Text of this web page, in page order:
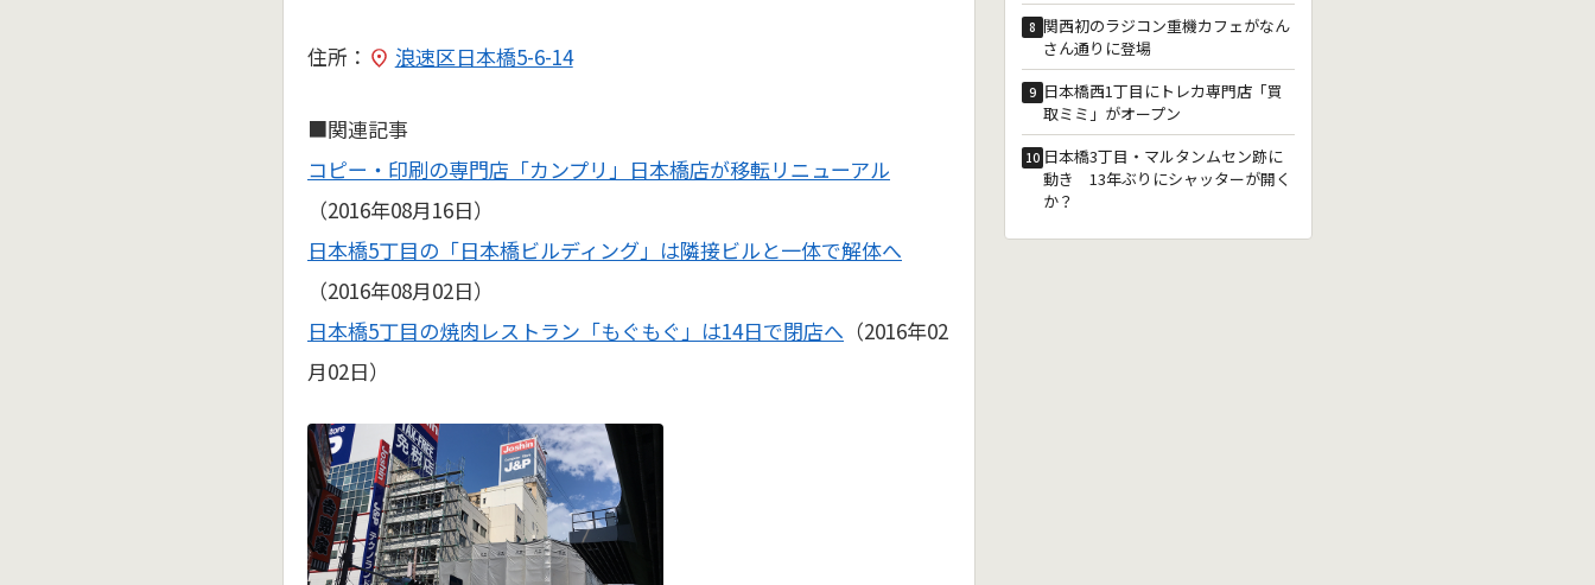
住所： 浪速区日本橋5-6-14
■関連記事
コピー・印刷の専門店「カンプリ」日本橋店が移転リニューアル
（2016年08月16日）
日本橋5丁目の「日本橋ビルディング」は隣接ビルと一体で解体へ
（2016年08月02日）
日本橋5丁目の焼肉レストラン「もぐもぐ」は14日で閉店へ （2016年02
月02日）
8 関西初のラジコン重機カフェがなん
さん通りに登場
9 日本橋西1丁目にトレカ専門店「買
取ミミ」がオープン
10 日本橋3丁目・マルタンムセン跡に
動き 13年ぶりにシャッターが開く
か？